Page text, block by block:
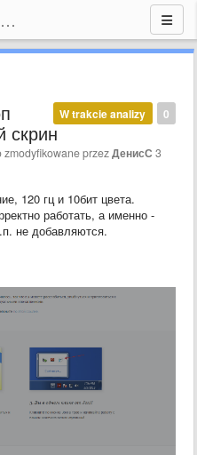
Joxi - сообщество поддержки
0
W trakcie analizy
скрин
zmodyfikowane przezДенисС 3
120 гц и 10бит цвета.
работать, а именно -
не добавляются.